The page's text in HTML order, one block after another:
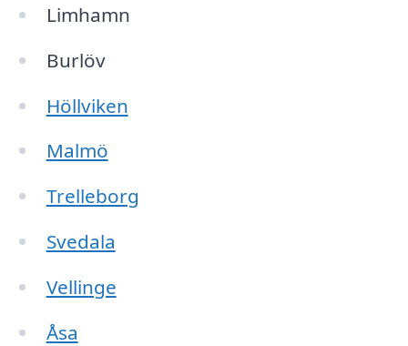
Limhamn
Burlöv
Höllviken
Malmö
Trelleborg
Svedala
Vellinge
Åsa